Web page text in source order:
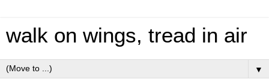
walk on wings, tread in air
▼